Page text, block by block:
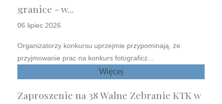
granice - w...
06 lipiec 2026
Organizatorzy konkursu uprzejmie przypominają, że
przyjmowanie prac na konkurs fotograficz...
Więcej
Zaproszenie na 38 Walne Zebranie KTK w